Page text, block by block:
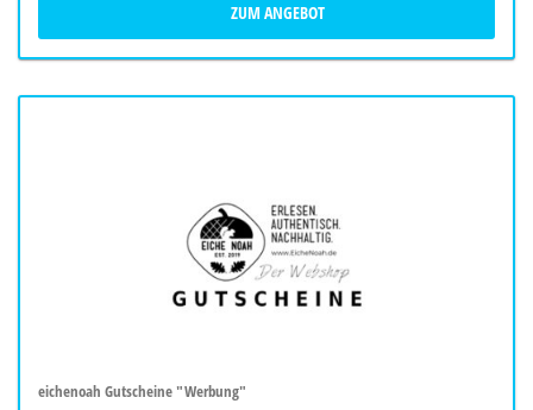
ZUM ANGEBOT
eichenoah Gutscheine "Werbung"